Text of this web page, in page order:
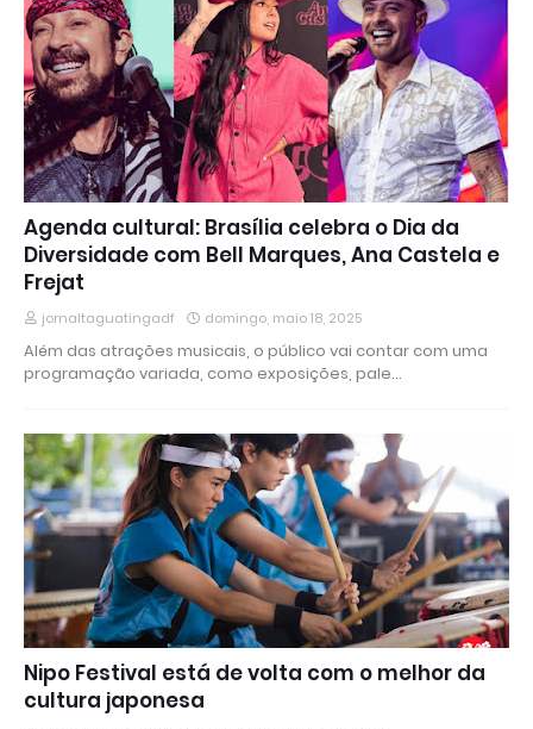
Agenda cultural: Brasília celebra o Dia da
Diversidade com Bell Marques, Ana Castela e
Frejat
jornaltaguatingadf domingo, maio 18, 2025
Além das atrações musicais, o público vai contar com uma
programação variada, como exposições, pale…
Nipo Festival está de volta com o melhor da
cultura japonesa